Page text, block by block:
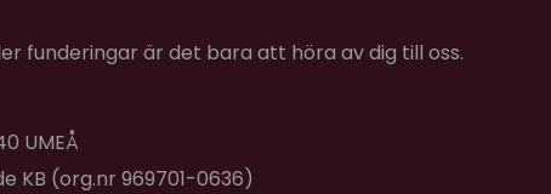
funderingar är det bara att höra av dig till oss.
UMEÅ
KB (org.nr 969701-0636)